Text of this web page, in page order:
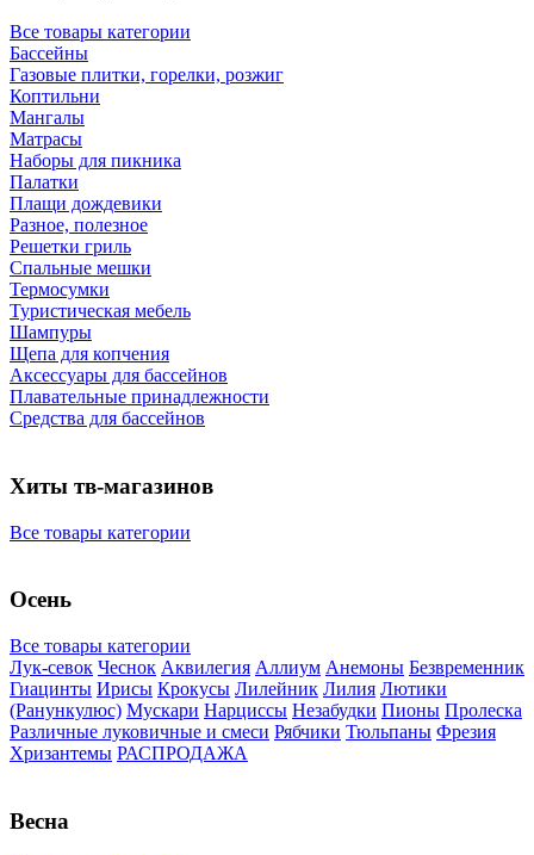
Все товары категории
Бассейны
Газовые плитки, горелки, розжиг
Коптильни
Мангалы
Матрасы
Наборы для пикника
Палатки
Плащи дождевики
Разное, полезное
Решетки гриль
Спальные мешки
Термосумки
Туристическая мебель
Шампуры
Щепа для копчения
Аксессуары для бассейнов
Плавательные принадлежности
Средства для бассейнов
Хиты тв-магазинов
Все товары категории
Осень
Все товары категории
Лук-севок Чеснок Аквилегия Аллиум Анемоны Безвременник
Гиацинты Ирисы Крокусы Лилейник Лилия Лютики
(Ранункулюс) Мускари Нарцисcы Незабудки Пионы Пролеска
Различные луковичные и смеси Рябчики Тюльпаны Фрезия
Хризантемы РАСПРОДАЖА
Весна